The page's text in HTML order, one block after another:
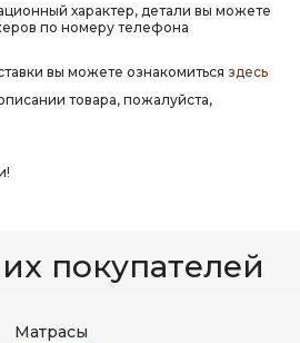
характер, детали вы можете
по номеру телефона
вы можете ознакомиться здесь
товара, пожалуйста,
покупателей
Матрасы